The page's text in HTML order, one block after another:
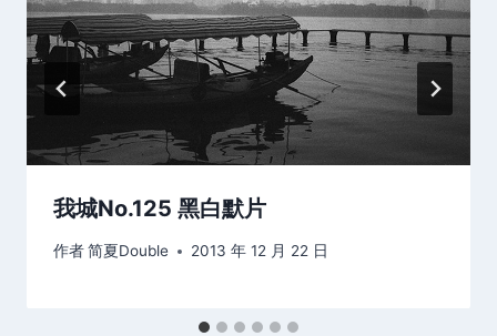
我城No.125 黑白默片
作者简夏Double 2013 年 12 月 22 日